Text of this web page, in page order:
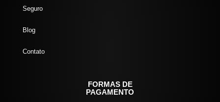
Seguro
Blog
Contato
FORMAS DE
PAGAMENTO